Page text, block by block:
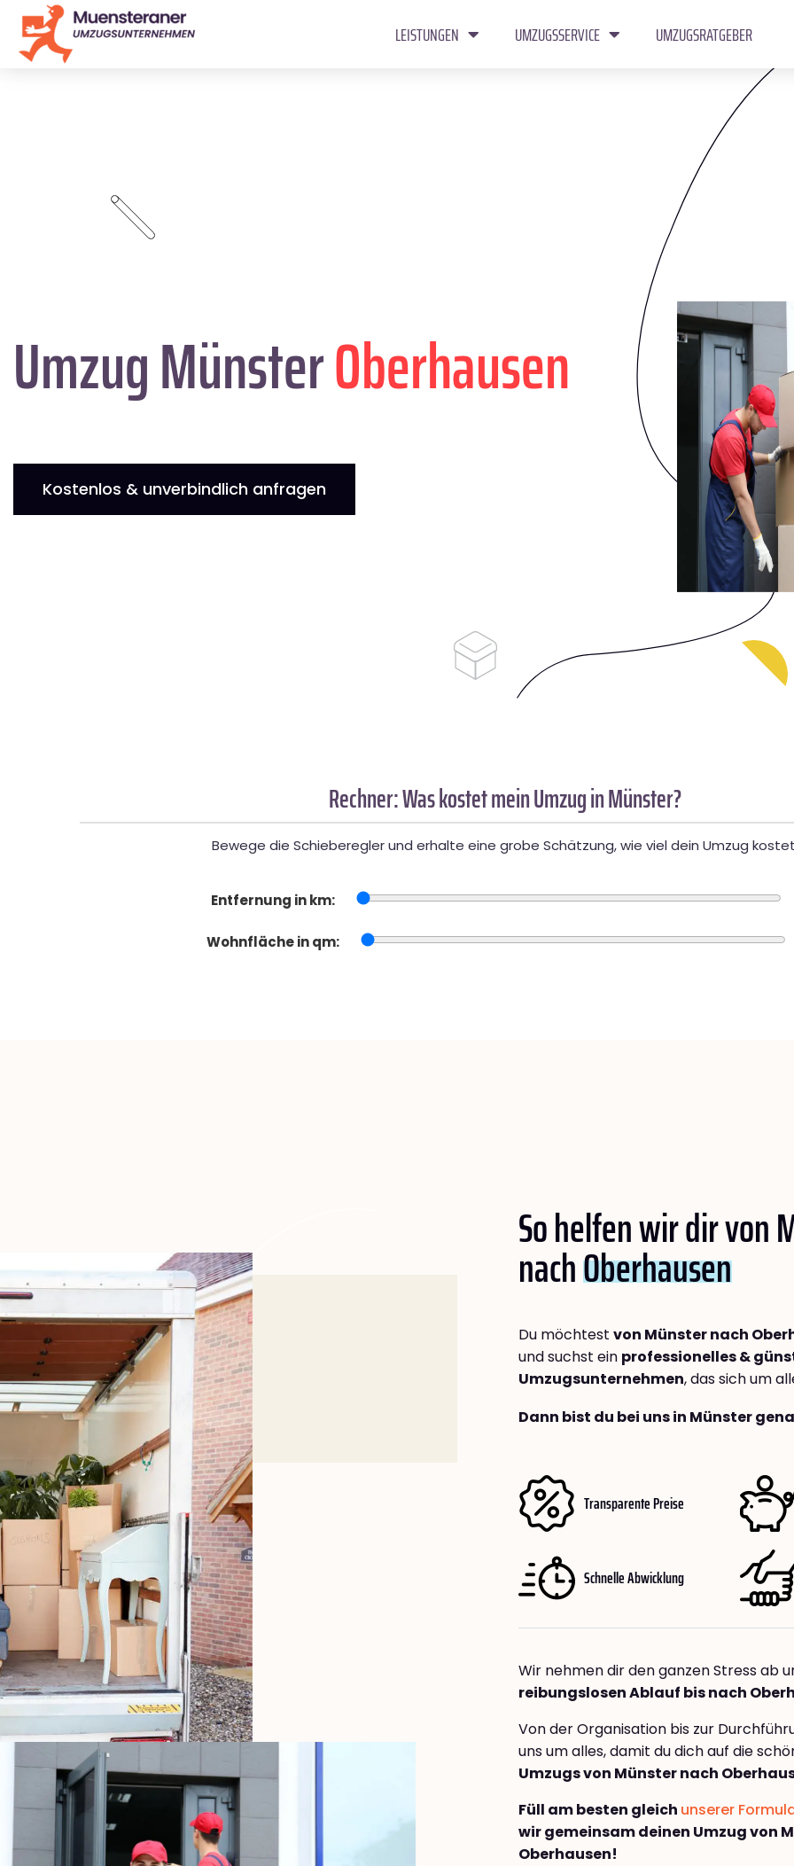
LEISTUNGEN UMZUGSSERVICE UMZUGSRATGEBER
Umzug MünsterOberhausen
Kostenlos & unverbindlich anfragen
Rechner: Was kostet mein Umzug in Münster?
Bewege die Schieberegler und erhalte eine grobe Schätzung, wie viel dein Umzug
Entfernung in km:
Wohnfläche in qm:
So helfen wir dir von
nachOberhausen
Du möchtest von Münster nach
und suchst ein professionelles &
Umzugsunternehmen, das sich um
Dann bist du bei uns in Münster
Transparente Preise
Schnelle Abwicklung
Wir nehmen dir den ganzen Stress ab
reibungslosen Ablauf bis nach
Von der Organisation bis zur
uns um alles, damit du dich auf die
Umzugs von Münster nach
Füll am besten gleich unserer
wir gemeinsam deinen Umzug von
Oberhausen!